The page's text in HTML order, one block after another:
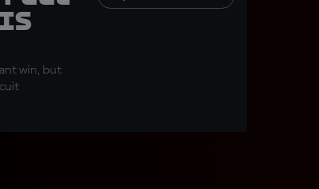
win, but